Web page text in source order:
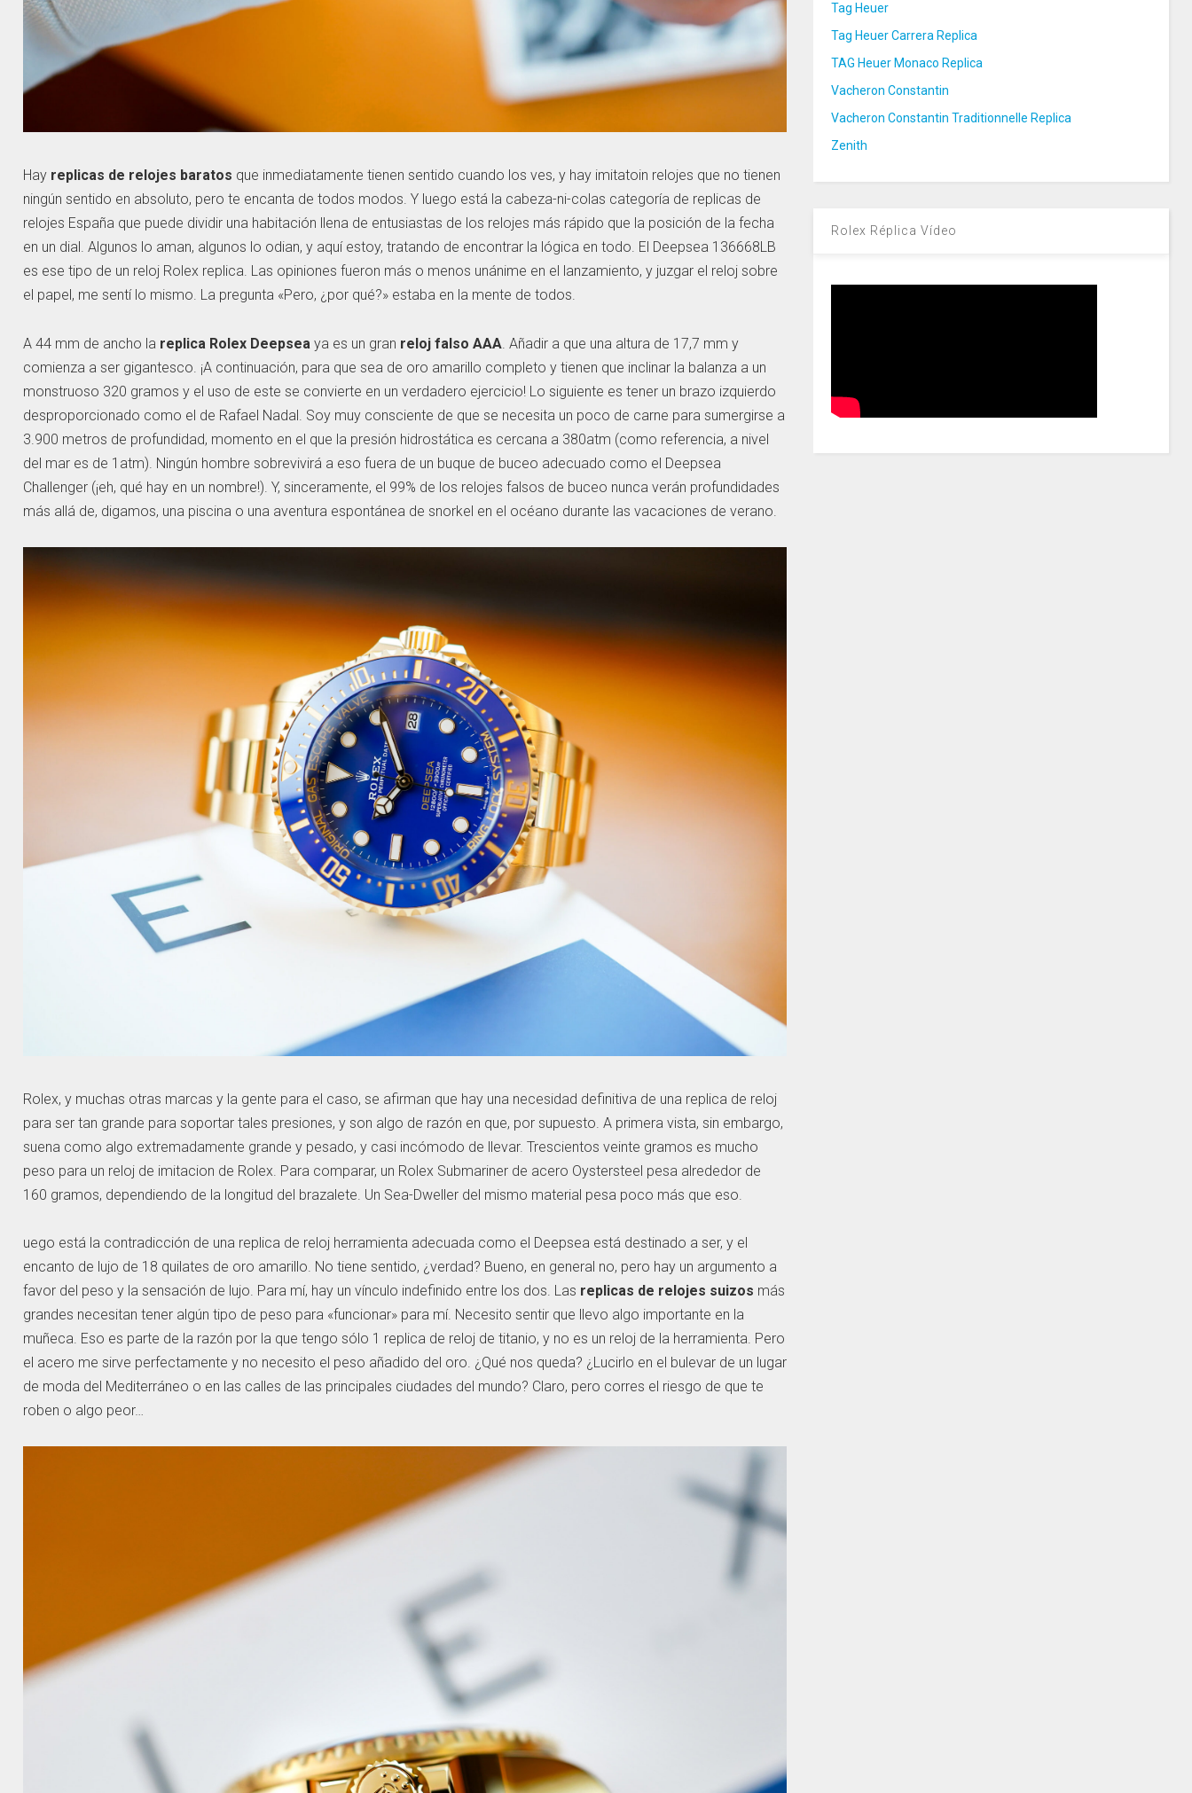
Hay replicas de relojes baratos que inmediatamente tienen sentido cuando los ves, y hay imitatoin relojes que no tienen
ningún sentido en absoluto, pero te encanta de todos modos. Y luego está la cabeza-ni-colas categoría de replicas de
relojes España que puede dividir una habitación llena de entusiastas de los relojes más rápido que la posición de la fecha
en un dial. Algunos lo aman, algunos lo odian, y aquí estoy, tratando de encontrar la lógica en todo. El Deepsea 136668LB
es ese tipo de un reloj Rolex replica. Las opiniones fueron más o menos unánime en el lanzamiento, y juzgar el reloj sobre
el papel, me sentí lo mismo. La pregunta «Pero, ¿por qué?» estaba en la mente de todos.
A 44 mm de ancho la replica Rolex Deepsea ya es un gran reloj falso AAA . Añadir a que una altura de 17,7 mm y
comienza a ser gigantesco. ¡A continuación, para que sea de oro amarillo completo y tienen que inclinar la balanza a un
monstruoso 320 gramos y el uso de este se convierte en un verdadero ejercicio! Lo siguiente es tener un brazo izquierdo
desproporcionado como el de Rafael Nadal. Soy muy consciente de que se necesita un poco de carne para sumergirse a
3.900 metros de profundidad, momento en el que la presión hidrostática es cercana a 380atm (como referencia, a nivel
del mar es de 1atm). Ningún hombre sobrevivirá a eso fuera de un buque de buceo adecuado como el Deepsea
Challenger (¡eh, qué hay en un nombre!). Y, sinceramente, el 99% de los relojes falsos de buceo nunca verán profundidades
más allá de, digamos, una piscina o una aventura espontánea de snorkel en el océano durante las vacaciones de verano.
Rolex, y muchas otras marcas y la gente para el caso, se afirman que hay una necesidad definitiva de una replica de reloj
para ser tan grande para soportar tales presiones, y son algo de razón en que, por supuesto. A primera vista, sin embargo,
suena como algo extremadamente grande y pesado, y casi incómodo de llevar. Trescientos veinte gramos es mucho
peso para un reloj de imitacion de Rolex. Para comparar, un Rolex Submariner de acero Oystersteel pesa alrededor de
160 gramos, dependiendo de la longitud del brazalete. Un Sea-Dweller del mismo material pesa poco más que eso.
uego está la contradicción de una replica de reloj herramienta adecuada como el Deepsea está destinado a ser, y el
encanto de lujo de 18 quilates de oro amarillo. No tiene sentido, ¿verdad? Bueno, en general no, pero hay un argumento a
favor del peso y la sensación de lujo. Para mí, hay un vínculo indefinido entre los dos. Las replicas de relojes suizos más
grandes necesitan tener algún tipo de peso para «funcionar» para mí. Necesito sentir que llevo algo importante en la
muñeca. Eso es parte de la razón por la que tengo sólo 1 replica de reloj de titanio, y no es un reloj de la herramienta. Pero
el acero me sirve perfectamente y no necesito el peso añadido del oro. ¿Qué nos queda? ¿Lucirlo en el bulevar de un lugar
de moda del Mediterráneo o en las calles de las principales ciudades del mundo? Claro, pero corres el riesgo de que te
roben o algo peor…
Tag Heuer
Tag Heuer Carrera Replica
TAG Heuer Monaco Replica
Vacheron Constantin
Vacheron Constantin Traditionnelle Replica
Zenith
Rolex Réplica Vídeo